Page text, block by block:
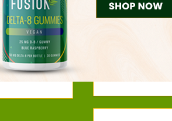
Opinar
Favorito